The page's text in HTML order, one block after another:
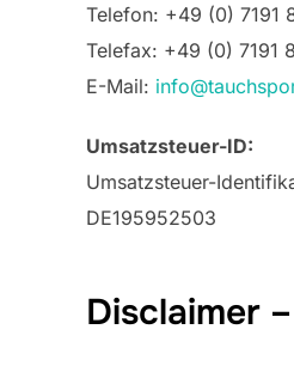
Telefon: +49 (0) 7191
Telefax: +49 (0) 7191
E-Mail:
Umsatzsteuer-ID:
Umsatzsteuer-
DE195952503
Disclaimer